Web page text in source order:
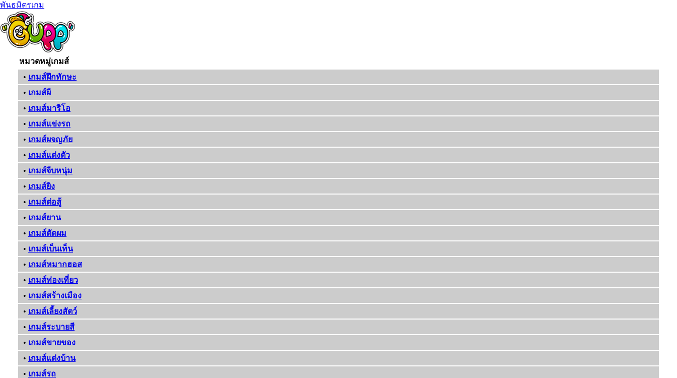
พันธมิตรเกม
หมวดหมู่เกมส์
• เกมส์ฝึกทักษะ
• เกมส์ผี
• เกมส์มาริโอ
• เกมส์แข่งรถ
• เกมส์ผจญภัย
• เกมส์แต่งตัว
• เกมส์จีบหนุ่ม
• เกมส์ยิง
• เกมส์ต่อสู้
• เกมส์ยาน
• เกมส์ตัดผม
• เกมส์เบ็นเท็น
• เกมส์หมากฮอส
• เกมส์ท่องเที่ยว
• เกมส์สร้างเมือง
• เกมส์เลี้ยงสัตว์
• เกมส์ระบายสี
• เกมส์ขายของ
• เกมส์แต่งบ้าน
• เกมส์รถ